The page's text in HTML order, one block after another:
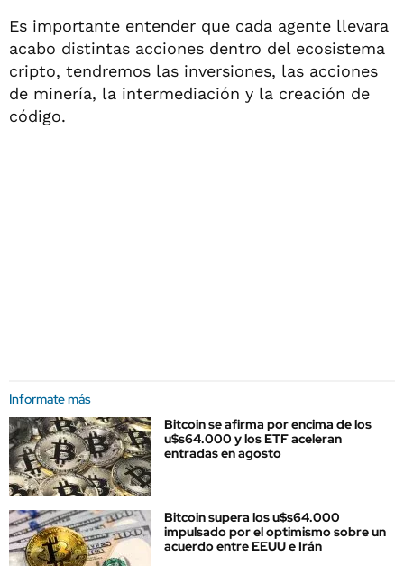
Es importante entender que cada agente llevara
acabo distintas acciones dentro del ecosistema
cripto, tendremos las inversiones, las acciones
de minería, la intermediación y la creación de
código.
Informate más
Bitcoin se afirma por encima de los
u$s64.000 y los ETF aceleran
entradas en agosto
Bitcoin supera los u$s64.000
impulsado por el optimismo sobre un
acuerdo entre EEUU e Irán